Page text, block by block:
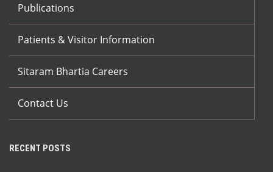
Publications
Patients & Visitor Information
Sitaram Bhartia Careers
Contact Us
RECENT POSTS